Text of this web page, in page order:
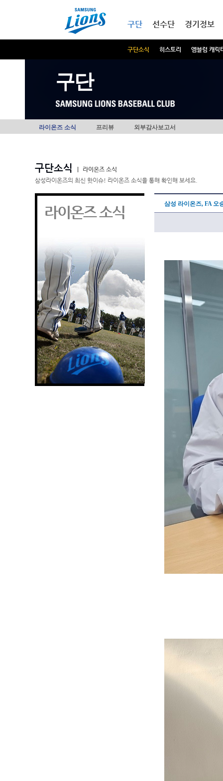
구단
구단소식 히스토리 엠블럼 캐릭
선수단 경기정보
구단
라이온즈 소식 프리뷰 외부감사보고서
구단소식
라이온즈 소식
삼성라이온즈의 최신 핫이슈! 라이온즈 소식을 통해 확인해 보세요.
라이온즈 소식 삼성 라이온즈, FA 오